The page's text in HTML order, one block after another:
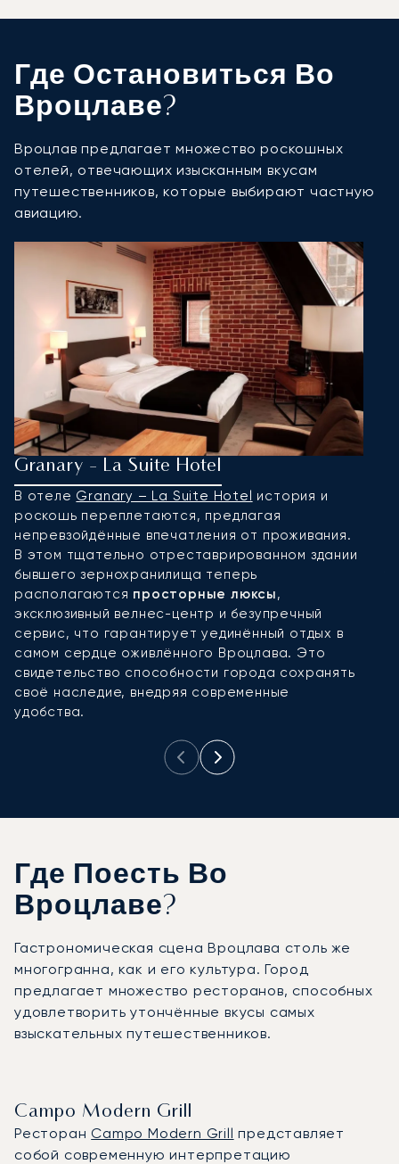
Где Остановиться Во
Вроцлаве?
Вроцлав предлагает множество роскошных
отелей, отвечающих изысканным вкусам
путешественников, которые выбирают частную
авиацию.
Granary - La Suite Hotel
В отеле Granary – La Suite Hotel история и
роскошь переплетаются, предлагая
непревзойдённые впечатления от проживания.
В этом тщательно отреставрированном здании
бывшего зернохранилища теперь
располагаются просторные люксы,
эксклюзивный велнес-центр и безупречный
сервис, что гарантирует уединённый отдых в
самом сердце оживлённого Вроцлава. Это
свидетельство способности города сохранять
своё наследие, внедряя современные
удобства.
Где Поесть Во
Вроцлаве?
Гастрономическая сцена Вроцлава столь же
многогранна, как и его культура. Город
предлагает множество ресторанов, способных
удовлетворить утончённые вкусы самых
взыскательных путешественников.
Campo Modern Grill
РесторанCampo Modern Grill представляет
собой современную интерпретацию